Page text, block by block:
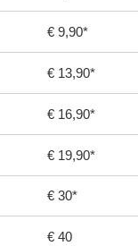
€ 9,90*
€ 13,90*
€ 16,90*
€ 19,90*
€ 30*
€ 40